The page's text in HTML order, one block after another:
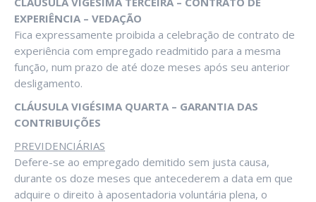
EXPERIÊNCIA – VEDAÇÃO
Fica expressamente proibida a celebração de contrato de
experiência com empregado readmitido para a mesma
função, num prazo de até doze meses após seu anterior
desligamento.
CLÁUSULA VIGÉSIMA QUARTA – GARANTIA DAS
CONTRIBUIÇÕES
PREVIDENCIÁRIAS
Defere-se ao empregado demitido sem justa causa,
durante os doze meses que antecederem a data em que
adquire o direito à aposentadoria voluntária plena, o